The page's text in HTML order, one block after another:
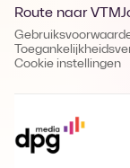
Route naar VTM
Cookie instellingen